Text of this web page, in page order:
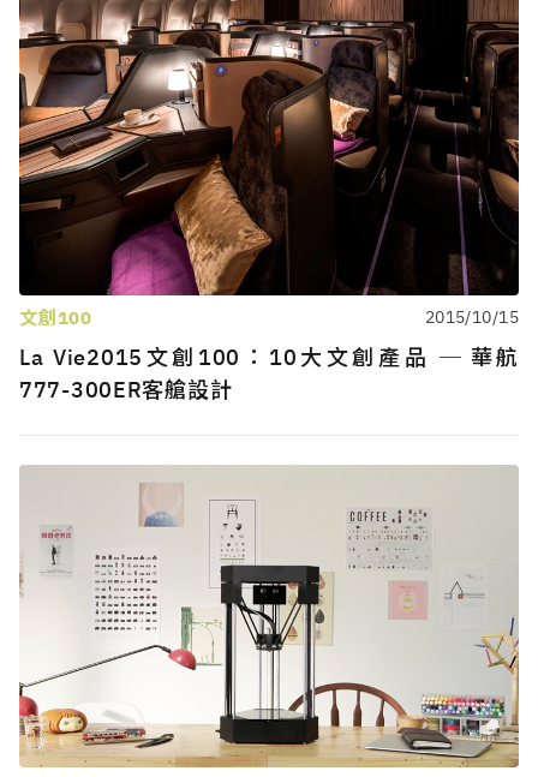
文創100 2015/10/15
La Vie2015文創100：10大文創產品 ─ 華航
777-300ER客艙設計